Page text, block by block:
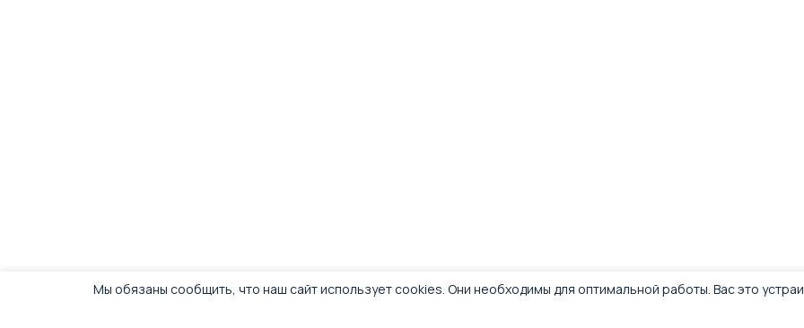
Мы обязаны сообщить, что наш сайт использует cookies. Они необходимы для оптимальной работы. Вас это